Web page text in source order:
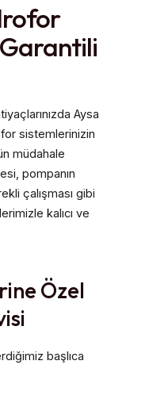
Garantili
Aysa
sistemlerinizin
müdahale
pompanın
çalışması gibi
kalıcı ve
Özel
başlıca